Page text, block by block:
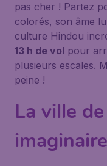
pas cher ! Partez
colorés, son âme
culture Hindou
13 h de vol pour
plusieurs escales.
peine !
La ville